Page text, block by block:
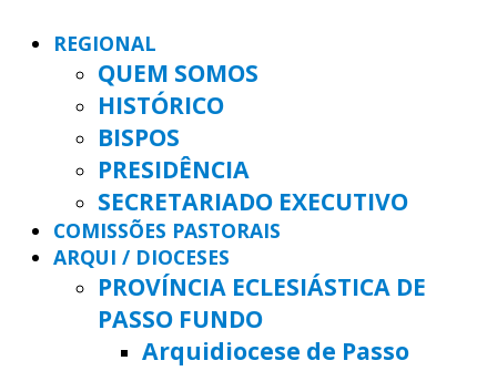
REGIONAL
QUEM SOMOS
HISTÓRICO
BISPOS
PRESIDÊNCIA
SECRETARIADO EXECUTIVO
COMISSÕES PASTORAIS
ARQUI / DIOCESES
PROVÍNCIA ECLESIÁSTICA DE
PASSO FUNDO
Arquidiocese de Passo